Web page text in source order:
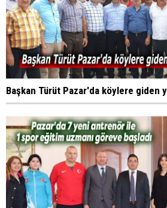
Başkan Türüt Pazar'da köylere giden